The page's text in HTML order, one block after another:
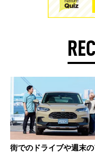
街でのドライブや週末